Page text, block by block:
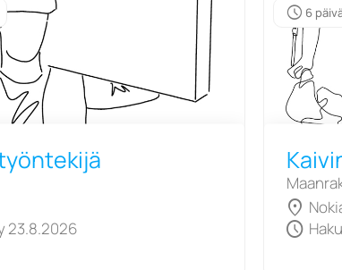
23.8.2026
schedule 6
location_on
schedule